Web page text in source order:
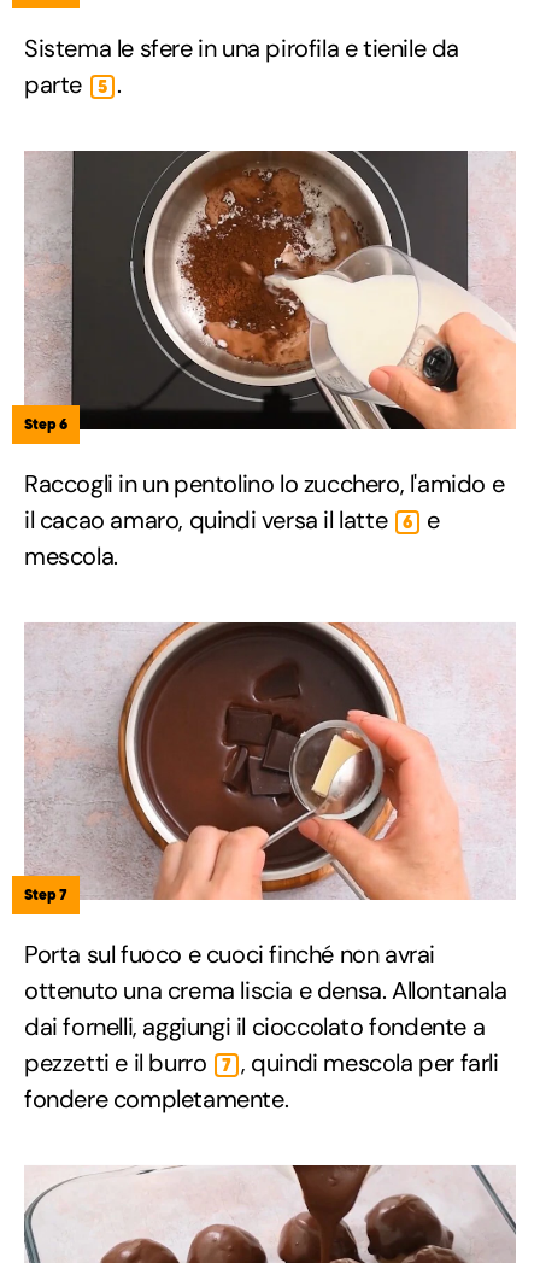
Sistema le sfere in una pirofila e tienile da
parte
5 .
Step 6
Raccogli in un pentolino lo zucchero, l'amido e
il cacao amaro, quindi versa il latte
6
e
mescola.
Step 7
Porta sul fuoco e cuoci finché non avrai
ottenuto una crema liscia e densa. Allontanala
dai fornelli, aggiungi il cioccolato fondente a
pezzetti e il burro
7 , quindi mescola per farli
fondere completamente.